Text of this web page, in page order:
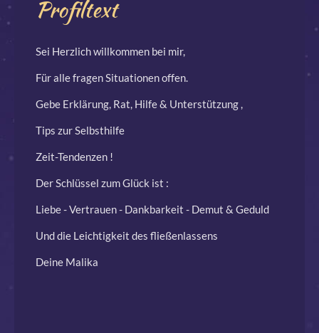
Profiltext
Sei Herzlich willkommen bei mir,
Für alle fragen Situationen offen.
Gebe Erklärung, Rat, Hilfe & Unterstützung ,
Tips zur Selbsthilfe
Zeit-Tendenzen !
Der Schlüssel zum Glück ist :
Liebe - Vertrauen - Dankbarkeit - Demut & Geduld
Und die Leichtigkeit des fließenlassens
Deine Malika